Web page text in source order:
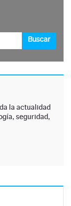
la actualidad
seguridad,